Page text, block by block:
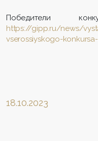
Победители
https://gipp.ru/news/
vserossiyskogo-
18.10.2023